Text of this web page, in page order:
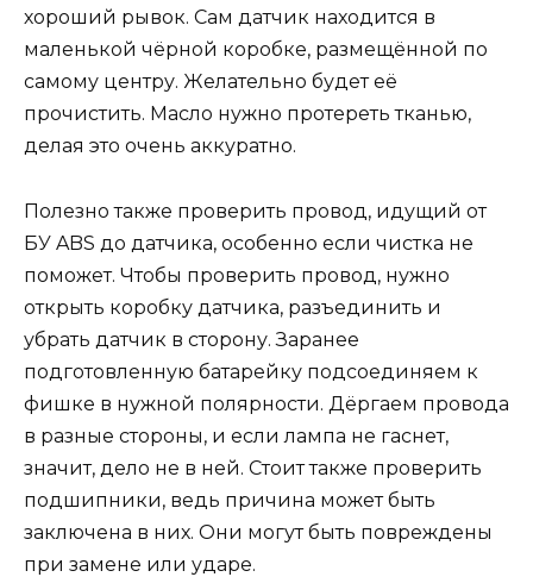
хороший рывок. Сам датчик находится в
маленькой чёрной коробке, размещённой по
самому центру. Желательно будет её
прочистить. Масло нужно протереть тканью,
делая это очень аккуратно.
Полезно также проверить провод, идущий от
БУ ABS до датчика, особенно если чистка не
поможет. Чтобы проверить провод, нужно
открыть коробку датчика, разъединить и
убрать датчик в сторону. Заранее
подготовленную батарейку подсоединяем к
фишке в нужной полярности. Дёргаем провода
в разные стороны, и если лампа не гаснет,
значит, дело не в ней. Стоит также проверить
подшипники, ведь причина может быть
заключена в них. Они могут быть повреждены
при замене или ударе.